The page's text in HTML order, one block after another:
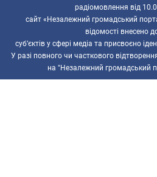
радіомовлення від
сайт «Незалежний громадський
відомості внесено
суб’єктів у сфері медіа та присвоєно
У разі повного чи часткового
на "Незалежний громадський